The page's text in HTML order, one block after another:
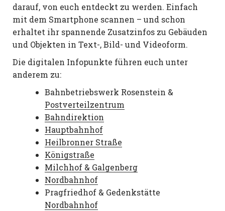
darauf, von euch entdeckt zu werden. Einfach
mit dem Smartphone scannen – und schon
erhaltet ihr spannende Zusatzinfos zu Gebäuden
und Objekten in Text-, Bild- und Videoform.
Die digitalen Infopunkte führen euch unter
anderem zu:
Bahnbetriebswerk Rosenstein &
Postverteilzentrum
Bahndirektion
Hauptbahnhof
Heilbronner Straße
Königstraße
Milchhof & Galgenberg
Nordbahnhof
Pragfriedhof & Gedenkstätte
Nordbahnhof